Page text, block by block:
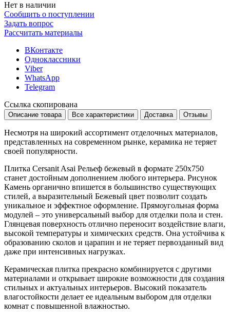
Нет в наличии
Сообщить о поступлении
Задать вопрос
Рассчитать материалы
ВКонтакте
Одноклассники
Viber
WhatsApp
Telegram
Ссылка скопирована
Описание товара Все характеристики Доставка Отзывы
Несмотря на широкий ассортимент отделочных материалов,
представленных на современном рынке, керамика не теряет
своей популярности.
Плитка Cersanit Asai Рельеф бежевый в формате 250x750
станет достойным дополнением любого интерьера. Рисунок
Камень органично впишется в большинство существующих
стилей, а выразительный Бежевый цвет позволит создать
уникальное и эффектное оформление. Прямоугольная форма
модулей – это универсальный выбор для отделки пола и стен.
Глянцевая поверхность отлично переносит воздействие влаги,
высокой температуры и химических средств. Она устойчива к
образованию сколов и царапин и не теряет первозданный вид
даже при интенсивных нагрузках.
Керамическая плитка прекрасно комбинируется с другими
материалами и открывает широкие возможности для создания
стильных и актуальных интерьеров. Высокий показатель
влагостойкости делает ее идеальным выбором для отделки
комнат с повышенной влажностью.